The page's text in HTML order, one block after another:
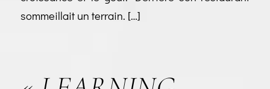
sommeillait un terrain. […]